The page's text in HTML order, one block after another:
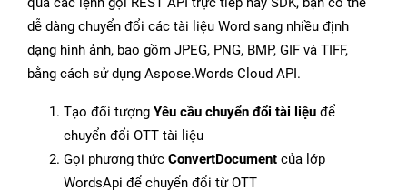
dễ dàng chuyển đổi các tài liệu Word sang nhiều định
dạng hình ảnh, bao gồm JPEG, PNG, BMP, GIF và TIFF,
bằng cách sử dụng Aspose.Words Cloud API.
Tạo đối tượng Yêu cầu chuyển đổi tài liệu để
chuyển đổi OTT tài liệu
Gọi phương thức ConvertDocument của lớp
WordsApi để chuyển đổi từ OTT